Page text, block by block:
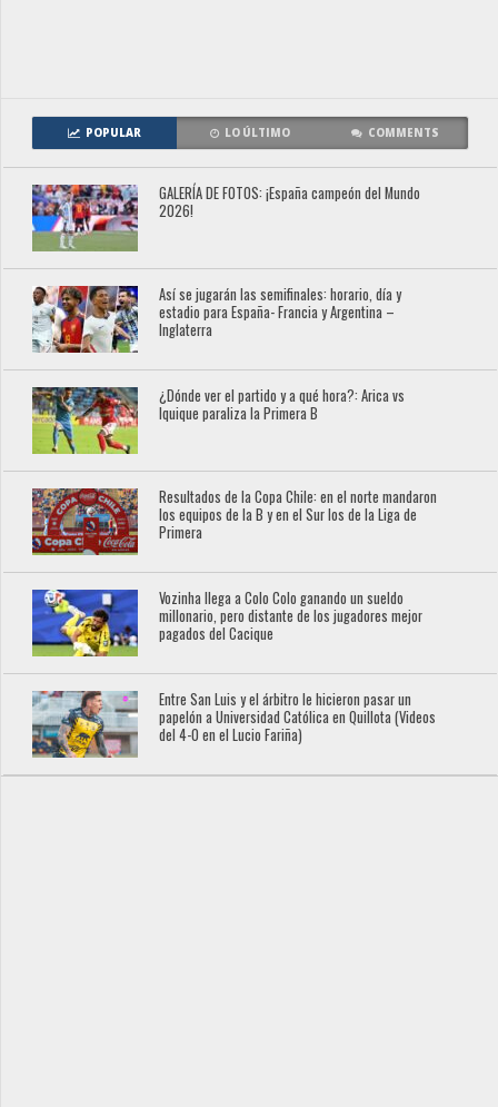
POPULAR LO ÚLTIMO COMMENTS
GALERÍA DE FOTOS: ¡España campeón del Mundo
2026!
Así se jugarán las semifinales: horario, día y
estadio para España- Francia y Argentina –
Inglaterra
¿Dónde ver el partido y a qué hora?: Arica vs
Iquique paraliza la Primera B
Resultados de la Copa Chile: en el norte mandaron
los equipos de la B y en el Sur los de la Liga de
Primera
Vozinha llega a Colo Colo ganando un sueldo
millonario, pero distante de los jugadores mejor
pagados del Cacique
Entre San Luis y el árbitro le hicieron pasar un
papelón a Universidad Católica en Quillota (Videos
del 4-0 en el Lucio Fariña)